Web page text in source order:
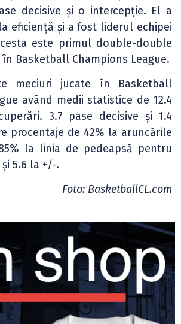
decisive și o intercepție. El a
eficiență și a fost liderul echipei
este primul double-double
Basketball Champions League.
meciuri jucate în Basketball
având medii statistice de 12.4
3.7 pase decisive și 1.4
procentaje de 42% la aruncările
la linia de pedeapsă pentru
5.6 la +/-.
Foto: BasketballCL.com